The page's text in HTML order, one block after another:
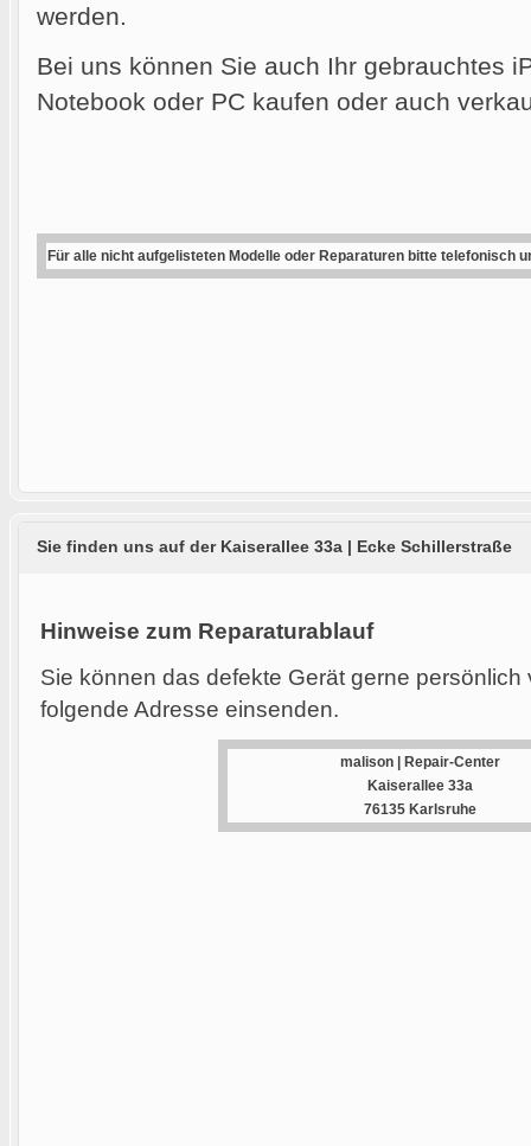
werden.
Bei uns können Sie auch Ihr gebrauchtes
Notebook oder PC kaufen oder auch
Für alle nicht aufgelisteten Modelle oder Reparaturen bitte telefonisch
Sie finden uns auf der Kaiserallee 33a | Ecke Schillerstraße
Hinweise zum Reparaturablauf
Sie können das defekte Gerät gerne
folgende Adresse einsenden.
malison | Repair-Center
Kaiserallee 33a
76135 Karlsruhe